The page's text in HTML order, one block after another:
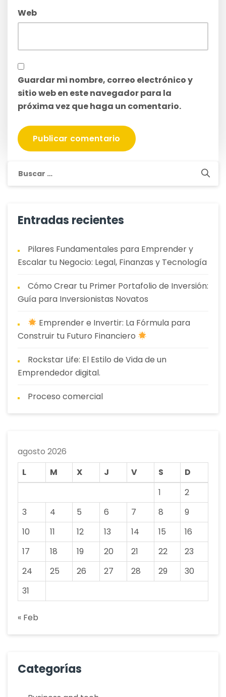
Web
Guardar mi nombre, correo electrónico y
sitio web en este navegador para la
próxima vez que haga un comentario.
Entradas recientes
Pilares Fundamentales para Emprender y
Escalar tu Negocio: Legal, Finanzas y Tecnología
Cómo Crear tu Primer Portafolio de Inversión:
Guía para Inversionistas Novatos
Emprender e Invertir: La Fórmula para
Construir tu Futuro Financiero
Rockstar Life: El Estilo de Vida de un
Emprendedor digital.
Proceso comercial
agosto 2026
L
M X J V S
D
1
2
3
4 5 6 7 8
9
10
11 12 13 14 15
16
17
18 19 20 21 22
23
24
25 26 27 28 29
30
31
« Feb
Categorías